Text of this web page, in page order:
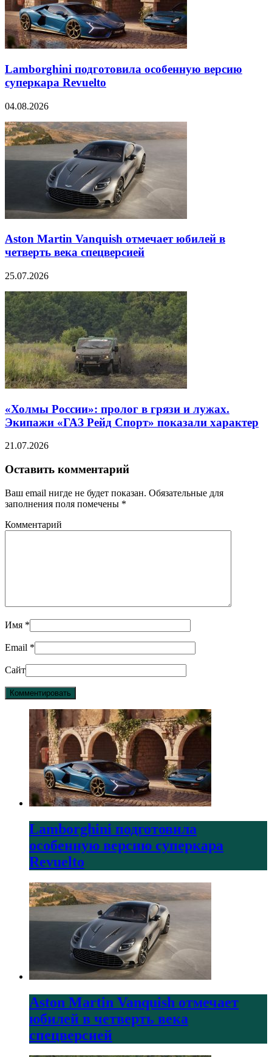
Lamborghini подготовила особенную версию
суперкара Revuelto
04.08.2026
Aston Martin Vanquish отмечает юбилей в
четверть века спецверсией
25.07.2026
«Холмы России»: пролог в грязи и лужах.
Экипажи «ГАЗ Рейд Спорт» показали характер
21.07.2026
Оставить комментарий
Ваш email нигде не будет показан. Обязательные для
заполнения поля помечены *
Комментарий
Имя *
Email *
Сайт
Lamborghini подготовила
особенную версию суперкара
Revuelto
Aston Martin Vanquish отмечает
юбилей в четверть века
спецверсией